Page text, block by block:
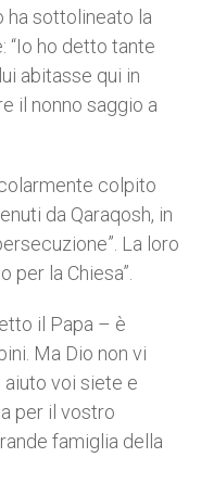
ha sottolineato la
“Io ho detto tante
abitasse qui in
il nonno saggio a
colpito
da Qaraqosh, in
La loro
per la Chiesa”.
il Papa – è
Ma Dio non vi
aiuto voi siete e
per il vostro
famiglia della